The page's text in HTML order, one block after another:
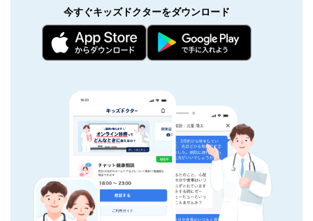
今すぐキッズドクターをダウンロード